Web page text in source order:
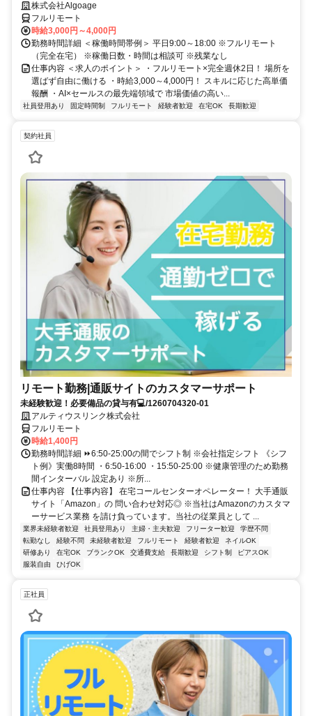
株式会社Algoage
フルリモート
時給3,000円～4,000円
勤務時間詳細 ＜稼働時間帯例＞ 平日9:00～18:00 ※フルリモート
（完全在宅） ※稼働日数・時間は相談可 ※残業なし
仕事内容 ＜求人のポイント＞ ・フルリモート×完全週休2日！ 場所を
選ばず自由に働ける ・時給3,000～4,000円！ スキルに応じた高単価
報酬 ・AI×セールスの最先端領域で 市場価値の高い...
社員登用あり 固定時間制 フルリモート 経験者歓迎 在宅OK 長期歓迎
契約社員
リモート勤務|通販サイトのカスタマーサポート
未経験歓迎！必要備品の貸与有💻/1260704320-01
アルティウスリンク株式会社
フルリモート
時給1,400円
勤務時間詳細 ⏩6:50-25:00の間でシフト制 ※会社指定シフト 《シフ
ト例》実働8時間 ・6:50-16:00 ・15:50-25:00 ※健康管理のため勤務
間インターバル 設定あり ※所...
仕事内容 【仕事内容】 在宅コールセンターオペレーター！ 大手通販
サイト「Amazon」の 問い合わせ対応◎ ※当社はAmazonのカスタマ
ーサービス業務 を請け負っています。当社の従業員として ...
業界未経験者歓迎 社員登用あり 主婦・主夫歓迎 フリーター歓迎
学歴不問
転勤なし
経験不問 未経験者歓迎 フルリモート 経験者歓迎
ネイルOK
研修あり
在宅OK ブランクOK 交通費支給 長期歓迎 シフト制
ピアスOK
服装自由
ひげOK
正社員